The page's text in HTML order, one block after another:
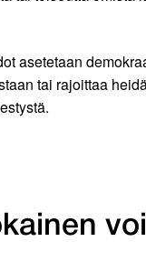
asetetaan
tai rajoittaa